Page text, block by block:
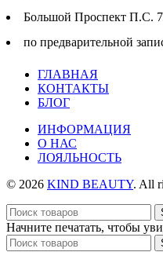
Большой Проспект П.С.
по предварительной
ГЛАВНАЯ
КОНТАКТЫ
БЛОГ
ИНФОРМАЦИЯ
О НАС
ЛОЯЛЬНОСТЬ
© 2026 KIND BEAUTY. All
Начните печатать, чтобы